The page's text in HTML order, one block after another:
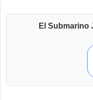
El Submarino